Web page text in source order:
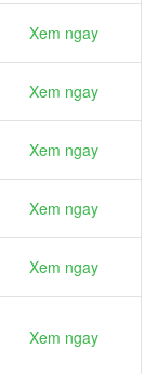
Xem ngay
Xem ngay
Xem ngay
Xem ngay
Xem ngay
Xem ngay